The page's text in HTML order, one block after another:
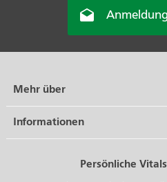

Mehr über
Informationen
Persönliche